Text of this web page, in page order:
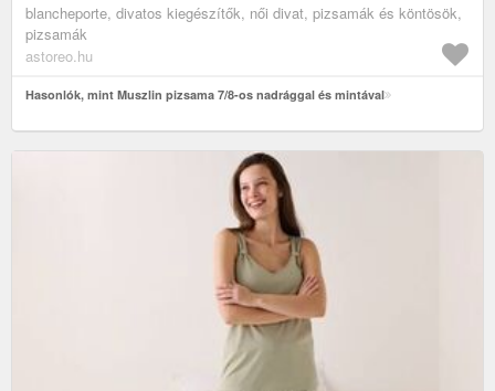
blancheporte, divatos kiegészítők, női divat, pizsamák és köntösök,
pizsamák
astoreo.hu
Hasonlók, mint Muszlin pizsama 7/8-os nadrággal és mintával